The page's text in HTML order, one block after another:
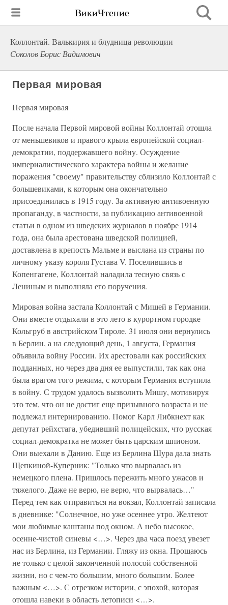
ВикиЧтение
Коллонтай. Валькирия и блудница революции
Соколов Борис Вадимович
Первая мировая
Первая мировая
После начала Первой мировой войны Коллонтай отошла
от меньшевиков и правого крыла европейской социал-
демократии, поддержавшего войну. Осуждение
империалистического характера войны и желание
поражения "своему" правительству сблизило Коллонтай с
большевиками, к которым она окончательно
присоединилась в 1915 году. За активную антивоенную
пропаганду, в частности, за публикацию антивоенной
статьи в одном из шведских журналов в ноябре 1914
года, она была арестована шведской полицией,
доставлена в крепость Мальме и выслана из страны по
личному указу короля Густава V. Поселившись в
Копенгагене, Коллонтай наладила тесную связь с
Лениным и выполняла его поручения.
Мировая война застала Коллонтай с Мишей в Германии.
Они вместе отдыхали в это лето в курортном городке
Кольгруб в австрийском Тироле. 31 июля они вернулись
в Берлин, а на следующий день, 1 августа, Германия
объявила войну России. Их арестовали как российских
подданных, но через два дня ее выпустили, так как она
была врагом того режима, с которым Германия вступила
в войну. С трудом удалось вызволить Мишу, мотивируя
это тем, что он не достиг еще призывного возраста и не
подлежал интернированию. Помог Карл Либкнехт как
депутат рейхстага, убедивший полицейских, что русская
социал-демократка не может быть царским шпионом.
Они выехали в Данию. Еще из Берлина Шура дала знать
Щепкиной-Куперник: "Только что вырвалась из
немецкого плена. Пришлось пережить много ужасов и
тяжелого. Даже не верю, не верю, что вырвалась…"
Перед тем как отправиться на вокзал, Коллонтай записала
в дневнике: "Солнечное, но уже осеннее утро. Желтеют
мои любимые каштаны под окном. А небо высокое,
осенне-чистой синевы <…>. Через два часа поезд увезет
нас из Берлина, из Германии. Гляжу из окна. Прощаюсь
не только с целой законченной полосой собственной
жизни, но с чем-то большим, много большим. Более
важным <…>. С отрезком истории, с эпохой, которая
отошла навеки в область летописи <…>.